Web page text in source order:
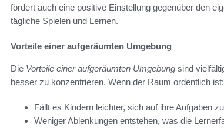
fördert auch eine positive Einstellung gegenüber den
tägliche Spielen und Lernen.
Vorteile einer aufgeräumten Umgebung
Die Vorteile einer aufgeräumten Umgebung sind
besser zu konzentrieren. Wenn der Raum ordentlich ist:
Fällt es Kindern leichter, sich auf ihre Aufgaben
Weniger Ablenkungen entstehen, was die